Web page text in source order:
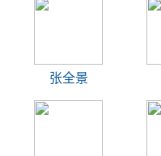
张全景